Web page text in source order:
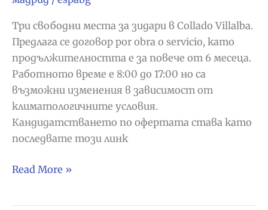
Три свободни места за зидари в Collado Villalba.
Предлага се договор por obra o servicio, като
продължителността е за повече от 6 месеца.
Работното време е 8:00 до 17:00 но са
възможни изменения в зависимост от
климатологичните условия.
Кандидатстването по офертата става като
последвате този линк
Търсят
Read More »